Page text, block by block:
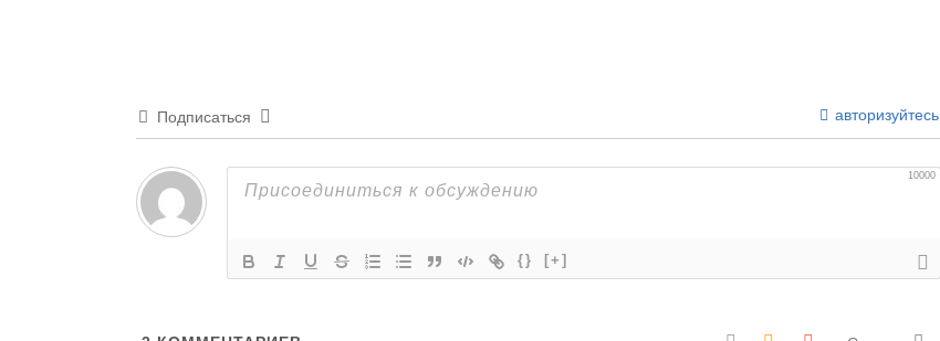
Подписаться авторизуйтесь
10000
{} [+]